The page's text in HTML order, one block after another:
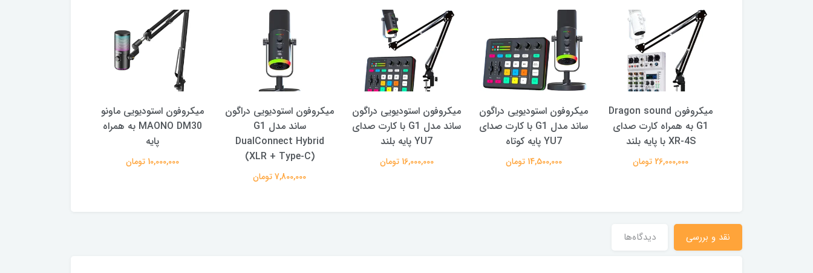
میکروفون Dragon sound
G1 به همراه کارت صدای
XR-4S با پایه بلند
26,000,000 تومان
میکروفون استودیویی دراگون
ساند مدل G1 با کارت صدای
YU7 پایه کوتاه
14,500,000 تومان
میکروفون استودیویی دراگون
ساند مدل G1 با کارت صدای
YU7 پایه بلند
16,000,000 تومان
میکروفون استودیویی دراگون
ساند مدل G1
DualConnect Hybrid
(XLR + Type-C)
7,800,000 تومان
میکروفون استودیويی ماونو
MAONO DM30 به همراه
پایه
10,000,000 تومان
نقد و بررسی دیدگاه‌ها